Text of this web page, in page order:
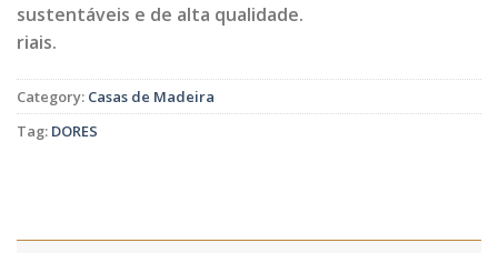
sustentáveis e de alta qualidade.
riais.
Category: Casas de Madeira
Tag: DORES